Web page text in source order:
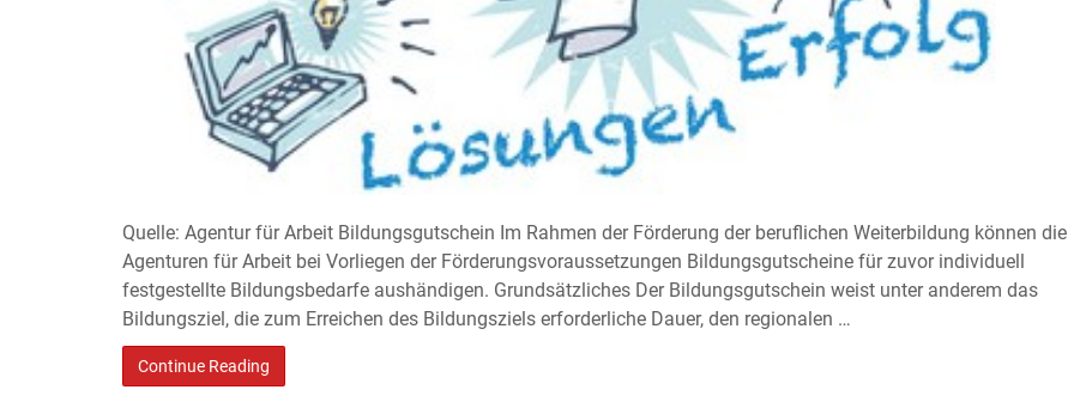
Quelle: Agentur für Arbeit Bildungsgutschein Im Rahmen der Förderung der beruflichen Weiterbildung können die
Agenturen für Arbeit bei Vorliegen der Förderungsvoraussetzungen Bildungsgutscheine für zuvor individuell
festgestellte Bildungsbedarfe aushändigen. Grundsätzliches Der Bildungsgutschein weist unter anderem das
Bildungsziel, die zum Erreichen des Bildungsziels erforderliche Dauer, den regionalen …
Continue Reading